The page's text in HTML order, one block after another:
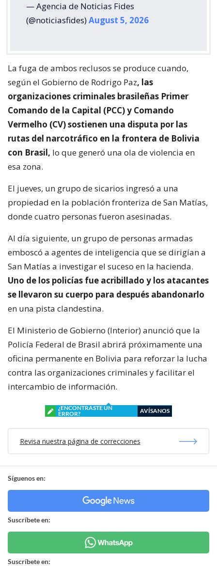
— Agencia de Noticias Fides
(@noticiasfides)August 5, 2026
La fuga de ambos reclusos se produce cuando,
según el Gobierno de Rodrigo Paz, las
organizaciones criminales brasileñas Primer
Comando de la Capital (PCC) y Comando
Vermelho (CV) sostienen una disputa por las
rutas del narcotráfico en la frontera de Bolivia
con Brasil, lo que generó una ola de violencia en
esa zona.
El jueves, un grupo de sicarios ingresó a una
propiedad en la población fronteriza de San Matías,
donde cuatro personas fueron asesinadas.
Al día siguiente, un grupo de personas armadas
emboscó a agentes de inteligencia que se dirigían a
San Matías a investigar el suceso en la hacienda.
Uno de los policías fue acribillado y los atacantes
se llevaron su cuerpo para después abandonarlo
en una pista clandestina.
El Ministerio de Gobierno (Interior) anunció que la
Policía Federal de Brasil abrirá próximamente una
oficina permanente en Bolivia para reforzar la lucha
contra las organizaciones criminales y facilitar el
intercambio de información.
¿ENCONTRASTE UN
ERROR?
AVÍSANOS
Revisa nuestra página de correcciones
Síguenos en:
Suscríbete en:
Suscríbete en: